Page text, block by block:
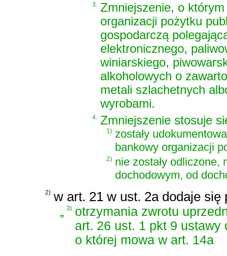
3. Zmniejszenie, o
organizacji pożytku
gospodarczą
elektronicznego,
winiarskiego,
alkoholowych o
metali szlachetnych
wyrobami.
4. Zmniejszenie stosuje
1) zostały
bankowy organizacji
2) nie zostały
dochodowym, od
2) w art. 21 w ust. 2a dodaje się
„3) otrzymania zwrotu
art. 26 ust. 1 pkt 9 ustawy
o której mowa w art. 14a